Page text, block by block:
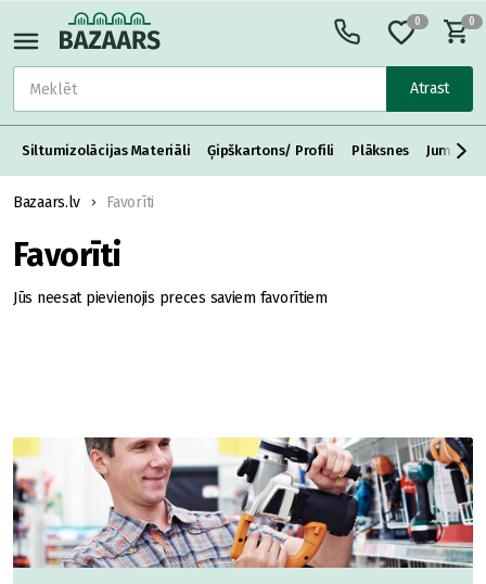
Atrast
0 0
Siltumizolācijas Materiāli Ģipškartons/ Profili Plāksnes Jumta
Bazaars.lv Favorīti
Favorīti
Jūs neesat pievienojis preces saviem favorītiem